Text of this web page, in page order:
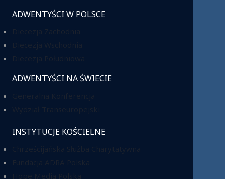
ADWENTYŚCI W POLSCE
ADWENTYŚCI NA ŚWIECIE
INSTYTUCJE KOŚCIELNE